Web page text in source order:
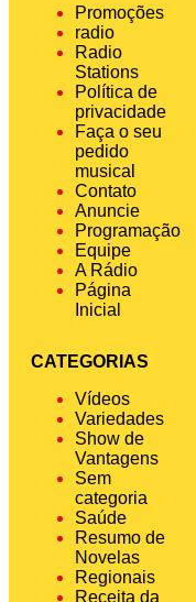
Promoções
radio
Radio
Stations
Política de
privacidade
Faça o seu
pedido
musical
Contato
Anuncie
Programação
Equipe
A Rádio
Página
Inicial
CATEGORIAS
Vídeos
Variedades
Show de
Vantagens
Sem
categoria
Saúde
Resumo de
Novelas
Regionais
Receita da